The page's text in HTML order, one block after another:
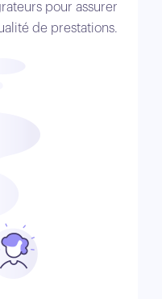
pour assurer
de prestations.